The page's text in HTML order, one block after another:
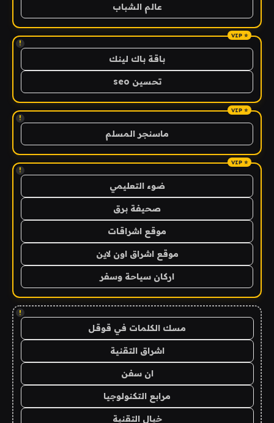
عالم الشباب
!
باقة باك لينك
تحسين seo
!
ماسنجر المسلم
!
ضوء التعليمي
صحيفة برق
موقع اشراقات
موقع اشراق اون لاين
اركان سياحة وسفر
!
مسك الكلمات في قوقل
اشراق التقنية
ان سفن
مرابع التكنولوجيا
خيال التقنية